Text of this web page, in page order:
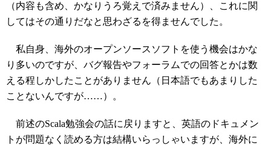
（内容も含め、かなりうろ覚えで済みません）、これに関
してはその通りだなと思わざるを得ませんでした。
私自身、海外のオープンソースソフトを使う機会はかな
り多いのですが、バグ報告やフォーラムでの回答とかは数
える程しかしたことがありません（日本語でもあまりした
ことないんですが……）。
前述のScala勉強会の話に戻りますと、英語のドキュメン
トが問題なく読める方は結構いらっしゃいますが、海外に